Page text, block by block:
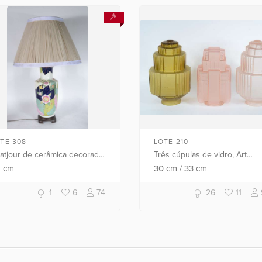
308
de cerâmica decorado
flores em policromia,
Metal oxidado e cúpula
cm
1 6 74
LOTE 210
Três cúpulas de vidro, Art
Deco.
30 cm /33 cm
26 11